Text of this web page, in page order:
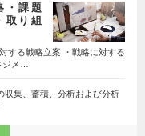
・課題
取り組
する戦略立案 ・戦略に対する
ジメ…
収集、蓄積、分析および分析